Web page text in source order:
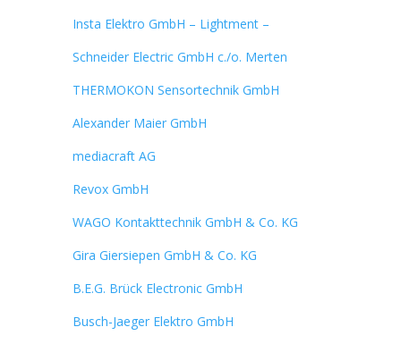
Insta Elektro GmbH – Lightment –
Schneider Electric GmbH c./o. Merten
THERMOKON Sensortechnik GmbH
Alexander Maier GmbH
mediacraft AG
Revox GmbH
WAGO Kontakttechnik GmbH & Co. KG
Gira Giersiepen GmbH & Co. KG
B.E.G. Brück Electronic GmbH
Busch-Jaeger Elektro GmbH